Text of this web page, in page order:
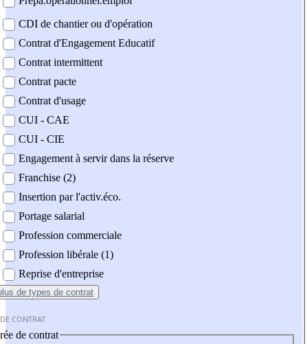
CDI de chantier ou d'opération
Contrat d'Engagement Educatif
Contrat intermittent
Contrat pacte
Contrat d'usage
CUI - CAE
CUI - CIE
Engagement à servir dans la réserve
Franchise (2)
Insertion par l'activ.éco.
Portage salarial
Profession commerciale
Profession libérale (1)
Reprise d'entreprise
de types de contrat
CONTRAT
de contrat